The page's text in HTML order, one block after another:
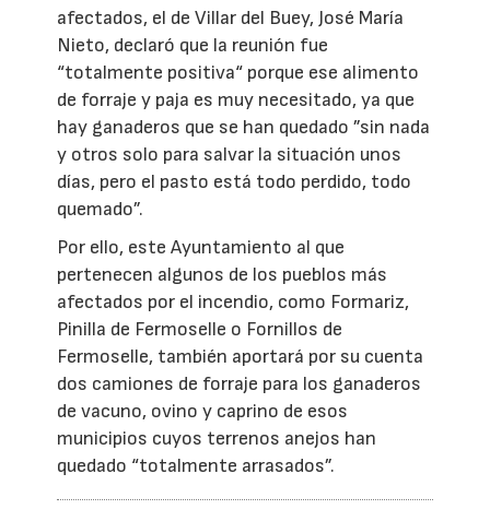
afectados, el de Villar del Buey, José María
Nieto, declaró que la reunión fue
“totalmente positiva“ porque ese alimento
de forraje y paja es muy necesitado, ya que
hay ganaderos que se han quedado ”sin nada
y otros solo para salvar la situación unos
días, pero el pasto está todo perdido, todo
quemado”.
Por ello, este Ayuntamiento al que
pertenecen algunos de los pueblos más
afectados por el incendio, como Formariz,
Pinilla de Fermoselle o Fornillos de
Fermoselle, también aportará por su cuenta
dos camiones de forraje para los ganaderos
de vacuno, ovino y caprino de esos
municipios cuyos terrenos anejos han
quedado “totalmente arrasados”.